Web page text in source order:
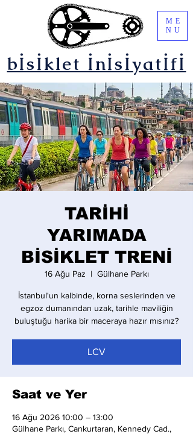
bİsİklet İnİsİyatİfİ
ME
NU
TARİHİ
YARIMADA
BİSİKLET TRENİ
16 Ağu Paz
  |
Gülhane Parkı
İstanbul'un kalbinde, korna seslerinden ve
egzoz dumanından uzak, tarihle maviliğin
buluştuğu harika bir maceraya hazır mısınız?
LCV
Saat ve Yer
16 Ağu 2026 10:00 – 13:00
Gülhane Parkı, Cankurtaran, Kennedy Cad.,